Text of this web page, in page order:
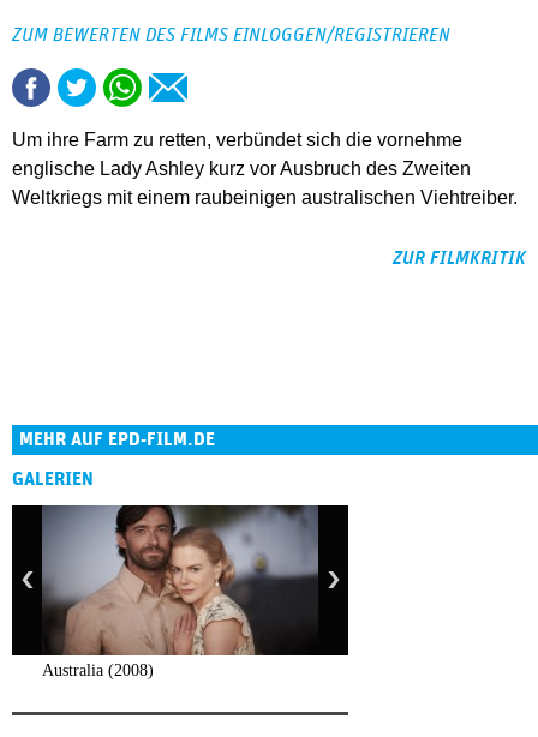
ZUM BEWERTEN DES FILMS EINLOGGEN/REGISTRIEREN
Um ihre Farm zu retten, verbündet sich die vornehme
englische Lady Ashley kurz vor Ausbruch des Zweiten
Weltkriegs mit einem raubeinigen australischen Viehtreiber.
ZUR FILMKRITIK
MEHR AUF EPD-FILM.DE
GALERIEN
Australia (2008)